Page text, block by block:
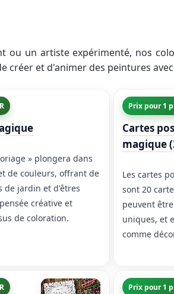
ou un artiste expérimenté, nos
créer et d'animer des peintures
» plongera dans
de couleurs, offrant de
de jardin et d'êtres
créative et
de coloration.
Prix pour 1
Cartes
magique
Les cartes
sont 20
peuvent
uniques, et
comme
Prix pour 1